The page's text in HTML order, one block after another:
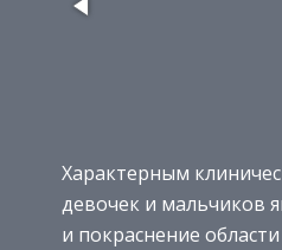
Характерным
девочек и мальчиков
и покраснение